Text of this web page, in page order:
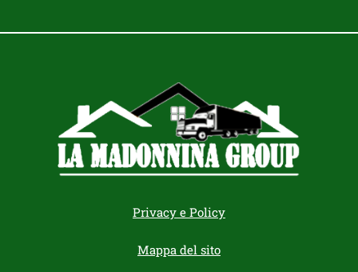
Privacy e Policy
Mappa del sito